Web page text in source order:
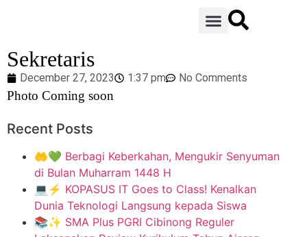
Sekretaris
December 27, 2023 1:37 pm No Comments
Photo Coming soon
Recent Posts
🤲💚 Berbagi Keberkahan, Mengukir Senyuman
di Bulan Muharram 1448 H
💻⚡ KOPASUS IT Goes to Class! Kenalkan
Dunia Teknologi Langsung kepada Siswa
📚✨ SMA Plus PGRI Cibinong Reguler